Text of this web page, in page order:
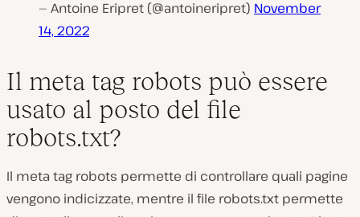
— Antoine Eripret (@antoineripret) November
14, 2022
Il meta tag robots può essere
usato al posto del file
robots.txt?
Il meta tag robots permette di controllare quali pagine
vengono indicizzate, mentre il file robots.txt permette